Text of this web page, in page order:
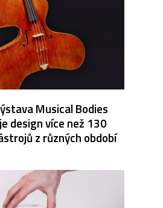
Musical Bodies
design více než 130
z různých období